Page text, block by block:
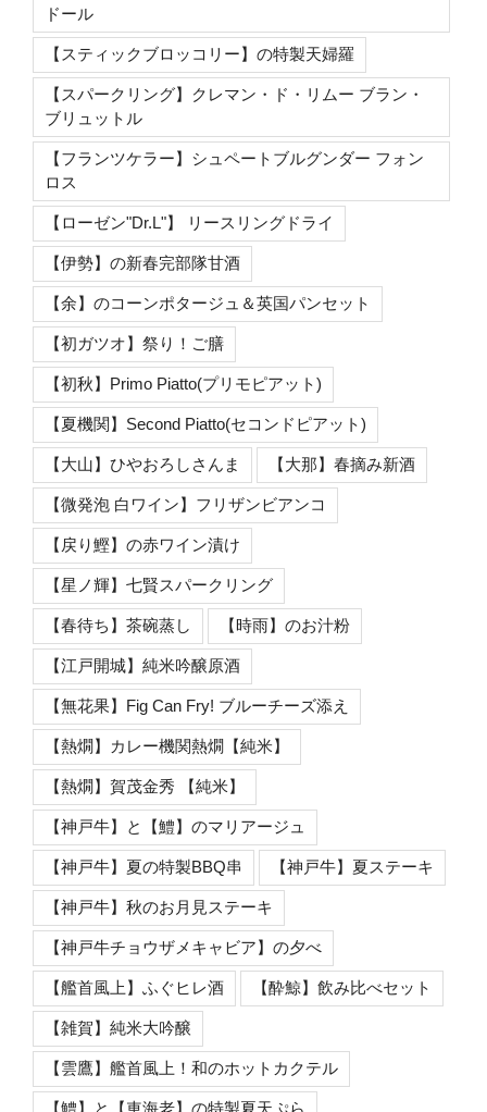
ドール
【スティックブロッコリー】の特製天婦羅
【スパークリング】クレマン・ド・リムー ブラン・
ブリュットル
【フランツケラー】シュペートブルグンダー フォン
ロス
【ローゼン"Dr.L"】 リースリングドライ
【伊勢】の新春完部隊甘酒
【余】のコーンポタージュ＆英国パンセット
【初ガツオ】祭り！ご膳
【初秋】Primo Piatto(プリモピアット)
【夏機関】Second Piatto(セコンドピアット)
【大山】ひやおろしさんま 【大那】春摘み新酒
【微発泡 白ワイン】フリザンビアンコ
【戻り鰹】の赤ワイン漬け
【星ノ輝】七賢スパークリング
【春待ち】茶碗蒸し 【時雨】のお汁粉
【江戸開城】純米吟醸原酒
【無花果】Fig Can Fry! ブルーチーズ添え
【熱燗】カレー機関熱燗【純米】
【熱燗】賀茂金秀 【純米】
【神戸牛】と【鱧】のマリアージュ
【神戸牛】夏の特製BBQ串 【神戸牛】夏ステーキ
【神戸牛】秋のお月見ステーキ
【神戸牛チョウザメキャビア】の夕べ
【艦首風上】ふぐヒレ酒 【酔鯨】飲み比べセット
【雑賀】純米大吟醸
【雲鷹】艦首風上！和のホットカクテル
【鱧】と【車海老】の特製夏天ぷら